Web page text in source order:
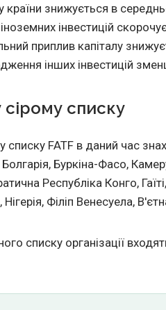
країни знижується в
інвестицій
приплив капіталу
інших інвестицій
сірому списку
списку FATF в даний час
Буркіна-Фасо,
Республіка Конго,
Нігерія, Філіп Венесуела,
списку організації